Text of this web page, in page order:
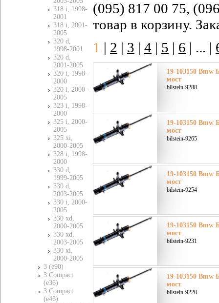
318 i, 1998-
2001
318 i, 2001-
2005
320 d,
1998-2001
320 d,
2001-2005
320 i, 1998-
2000
320 i, 2000-
2005
323 i, 1998-
2000
325 i, 2000-
2005
325 xi,
2000-2005
328 i, 1998-
2000
330 d,
1999-2005
330 d,
2003-2005
330 i, 2000-
2005
330 xd,
2000-2005
330 xd,
2003-2005
330 xi,
2000-2005
3 (e90)
3 Compact
(e36)
3 Compact
(e46)
(095) 817 00 75,
товар в корзину.
1 | 2 | 3 | 4 | 5 | 6 | ... |
19-103150 Bmw
мост
bilstein-9288
19-103150 Bmw
мост
bilstein-9265
19-103150 Bmw
мост
bilstein-9254
19-103150 Bmw
мост
bilstein-9231
19-103150 Bmw
мост
bilstein-9220